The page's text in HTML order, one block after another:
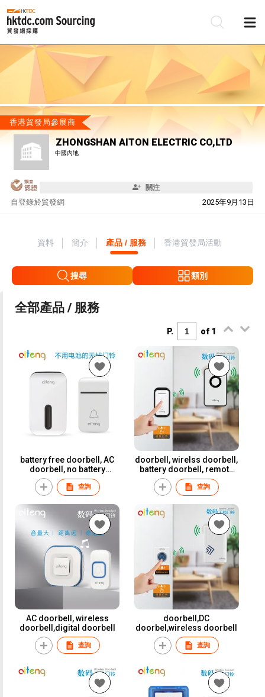
香港貿發局參展商
ZHONGSHAN AITON ELECTRIC CO,LTD
中國內地
關注
自 2025年9月13日
登錄於貿發網
資料 簡介 產品 / 服務 香港貿發局活動
搜尋 類別
全部產品 / 服務
P. of 1
battery free doorbell, AC
doorbell, no battery
doorbell
查詢
doorbell, wirelss doorbell,
battery doorbell, remote
control doorbell
查詢
AC doorbell, wireless
doorbell,digital doorbell
查詢
doorbell,DC
doorbel,wireless doorbell
查詢